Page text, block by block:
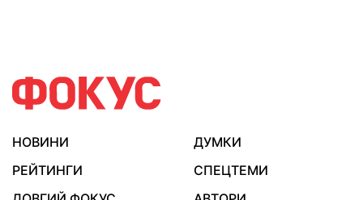
НОВИНИ
ДУМКИ
РЕЙТИНГИ
СПЕЦТЕМИ